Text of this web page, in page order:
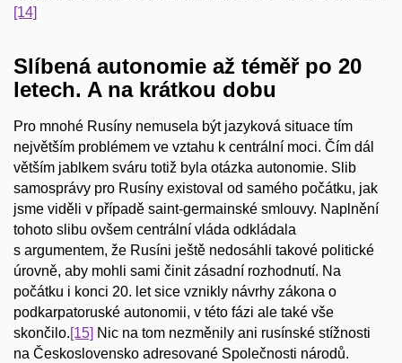
[14]
Slíbená autonomie až téměř po 20
letech. A na krátkou dobu
Pro mnohé Rusíny nemusela být jazyková situace tím
největším problémem ve vztahu k centrální moci. Čím dál
větším jablkem sváru totiž byla otázka autonomie. Slib
samosprávy pro Rusíny existoval od samého počátku, jak
jsme viděli v případě saint-germainské smlouvy. Naplnění
tohoto slibu ovšem centrální vláda odkládala
s argumentem, že Rusíni ještě nedosáhli takové politické
úrovně, aby mohli sami činit zásadní rozhodnutí. Na
počátku i konci 20. let sice vznikly návrhy zákona o
podkarpatoruské autonomii, v této fázi ale také vše
skončilo.[15] Nic na tom nezměnily ani rusínské stížnosti
na Československo adresované Společnosti národů.